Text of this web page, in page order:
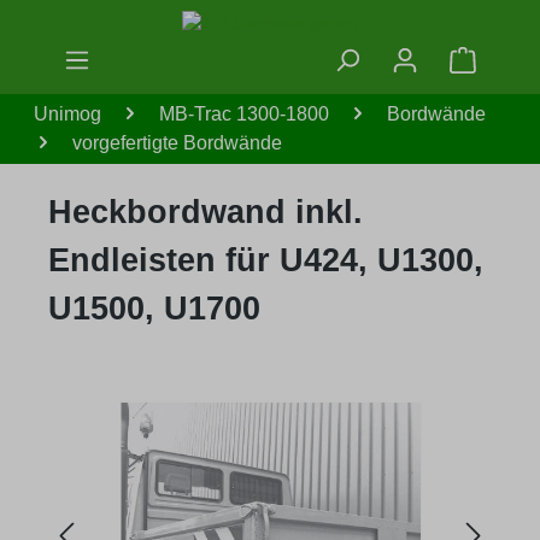
Zum Hauptinhalt springen
Unimog MB-Trac 1300-1800
Bordwände
vorgefertigte Bordwände
Heckbordwand inkl.
Endleisten für U424, U1300,
U1500, U1700
Bildergalerie überspringen